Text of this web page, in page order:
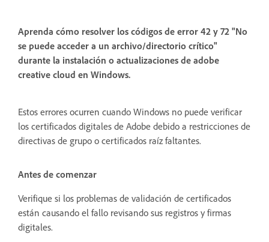
Aprenda cómo resolver los códigos de error 42 y 72 "No
se puede acceder a un archivo/directorio crítico"
durante la instalación o actualizaciones de adobe
creative cloud en Windows.
Estos errores ocurren cuando Windows no puede verificar
los certificados digitales de Adobe debido a restricciones de
directivas de grupo o certificados raíz faltantes.
Antes de comenzar
Verifique si los problemas de validación de certificados
están causando el fallo revisando sus registros y firmas
digitales.